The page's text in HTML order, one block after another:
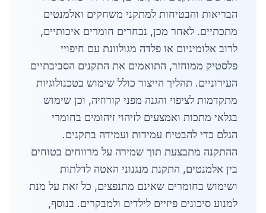
הבריאות והבטיחות למתקני משחקים ואלמנטים
מתכתיים. לאחר מכן, נבחרים חומרים איכותיים,
לרוב אלומיניום או פלדה מגולוונת עם חיפויי
פלסטיק ממוחזר, התואמים את התקנים הסביבתיים
העירוניים. תהליך הייצור כולל שימוש בטכנולוגיות
מתקדמות לציפוי והגנה מפני קורוזיה, וכן שימוש
בגלאי מתכות ואמצעים לזיהוי זיהומים בחומרי
הגלם כדי להבטיח עמידות ועמידה בתקנים.
ההתקנה מתבצעת תוך שמירה על מרווחים בטוחים
בין אלמנטים, התקנת מנגנוני האטה לדלתות
ושימוש בחומרים שאינם מתנפצים, כל זאת על מנת
למנוע סיכונים פיזיים לילדים ולמבקרים. בנוסף,